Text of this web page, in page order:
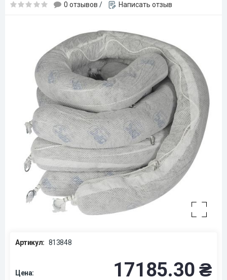
0 отзывов / Написать отзыв
Артикул: 813848
Цена: 17185.30 ₴